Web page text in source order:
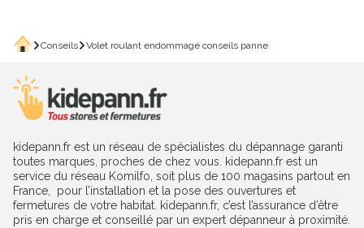
Accueil
Conseils Volet roulant endommagé conseils panne
kidepann.fr est un réseau de spécialistes du dépannage garanti
toutes marques, proches de chez vous. kidepann.fr est un
service du réseau Komilfo, soit plus de 100 magasins partout en
France, pour l’installation et la pose des ouvertures et
fermetures de votre habitat. kidepann.fr, c’est l’assurance d’être
pris en charge et conseillé par un expert dépanneur à proximité.